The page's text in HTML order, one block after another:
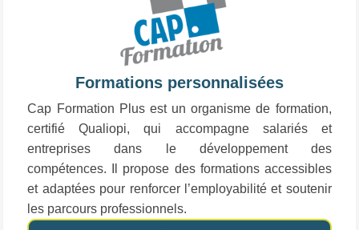
Formations personnalisées
Cap Formation Plus est un organisme de formation,
certifié Qualiopi, qui accompagne salariés et
entreprises dans le développement des
compétences. Il propose des formations accessibles
et adaptées pour renforcer l’employabilité et soutenir
les parcours professionnels.